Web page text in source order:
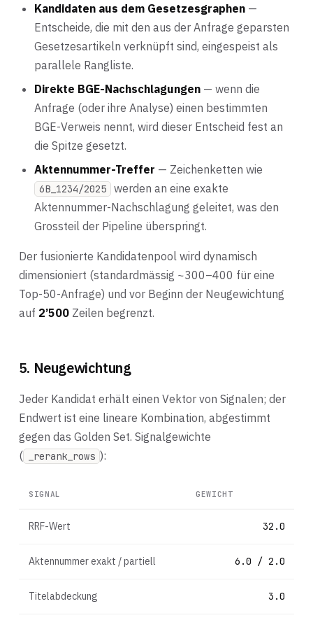
Kandidaten aus dem Gesetzesgraphen—
Entscheide, die mit den aus der Anfrage geparsten
Gesetzesartikeln verknüpft sind, eingespeist als
parallele Rangliste.
Direkte BGE-Nachschlagungen— wenn die
Anfrage (oder ihre Analyse) einen bestimmten
BGE-Verweis nennt, wird dieser Entscheid fest an
die Spitze gesetzt.
Aktennummer-Treffer — Zeichenketten wie
6B_1234/2025
werden an eine exakte
Aktennummer-Nachschlagung geleitet, was den
Grossteil der Pipeline überspringt.
Der fusionierte Kandidatenpool wird dynamisch
dimensioniert (standardmässig ~300–400 für eine
Top-50-Anfrage) und vor Beginn der Neugewichtung
auf 2’500Zeilen begrenzt.
5. Neugewichtung
Jeder Kandidat erhält einen Vektor von Signalen; der
Endwert ist eine lineare Kombination, abgestimmt
gegen das Golden Set. Signalgewichte
(
_rerank_rows ):
SIGNAL GEWICHT
RRF-Wert 32.0
Aktennummer exakt / partiell 6.0 / 2.0
Titelabdeckung 3.0